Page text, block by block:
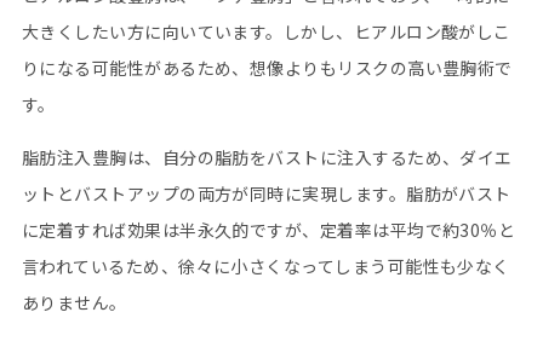
大きくしたい方に向いています。しかし、ヒアルロン酸がしこ
りになる可能性があるため、想像よりもリスクの高い豊胸術で
す。
脂肪注入豊胸は、自分の脂肪をバストに注入するため、ダイエ
ットとバストアップの両方が同時に実現します。脂肪がバスト
に定着すれば効果は半永久的ですが、定着率は平均で約30％と
言われているため、徐々に小さくなってしまう可能性も少なく
ありません。